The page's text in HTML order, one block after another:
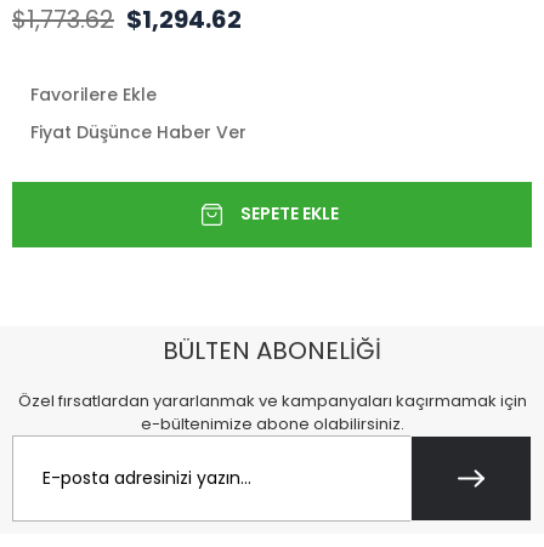
$1,773.62 $1,294.62
Favorilere Ekle
Fiyat Düşünce Haber Ver
BÜLTEN ABONELİĞİ
Özel fırsatlardan yararlanmak ve kampanyaları kaçırmamak için
e-bültenimize abone olabilirsiniz.